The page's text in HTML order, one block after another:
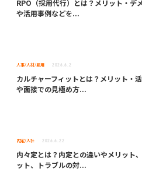
RPO（採用代行）とは？メリット・デ
や活用事例などを...
人事/人材/雇用 2026.6.2
カルチャーフィットとは？メリット・
や面接での見極め方...
内定/入社 2026.6.22
内々定とは？内定との違いやメリット
ット、トラブルの対...